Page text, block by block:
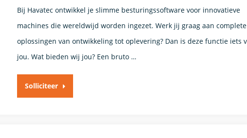
Bij Havatec ontwikkel je slimme besturingssoftware voor innovatieve
machines die wereldwijd worden ingezet. Werk jij graag aan complete
oplossingen van ontwikkeling tot oplevering? Dan is deze functie iets
jou. Wat bieden wij jou? Een bruto …
Solliciteer